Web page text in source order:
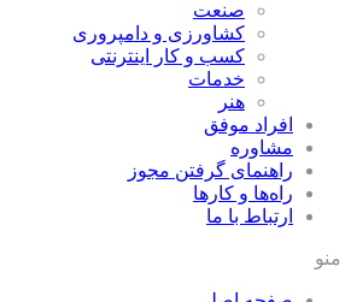
صنعت
كشاورزی و دامپروری
كسب و كار اينترنتی
خدمات
هنر
افراد موفق
مشاوره
راهنمای گرفتن مجوز
راه‌ها و كارها
ارتباط با ما
منو